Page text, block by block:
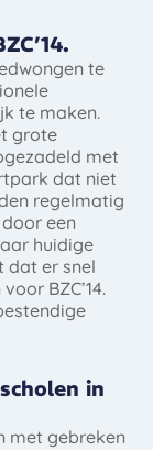
te
te maken.
grote
met
dat niet
regelmatig
een
huidige
dat er snel
BZC’14.
in
met gebreken